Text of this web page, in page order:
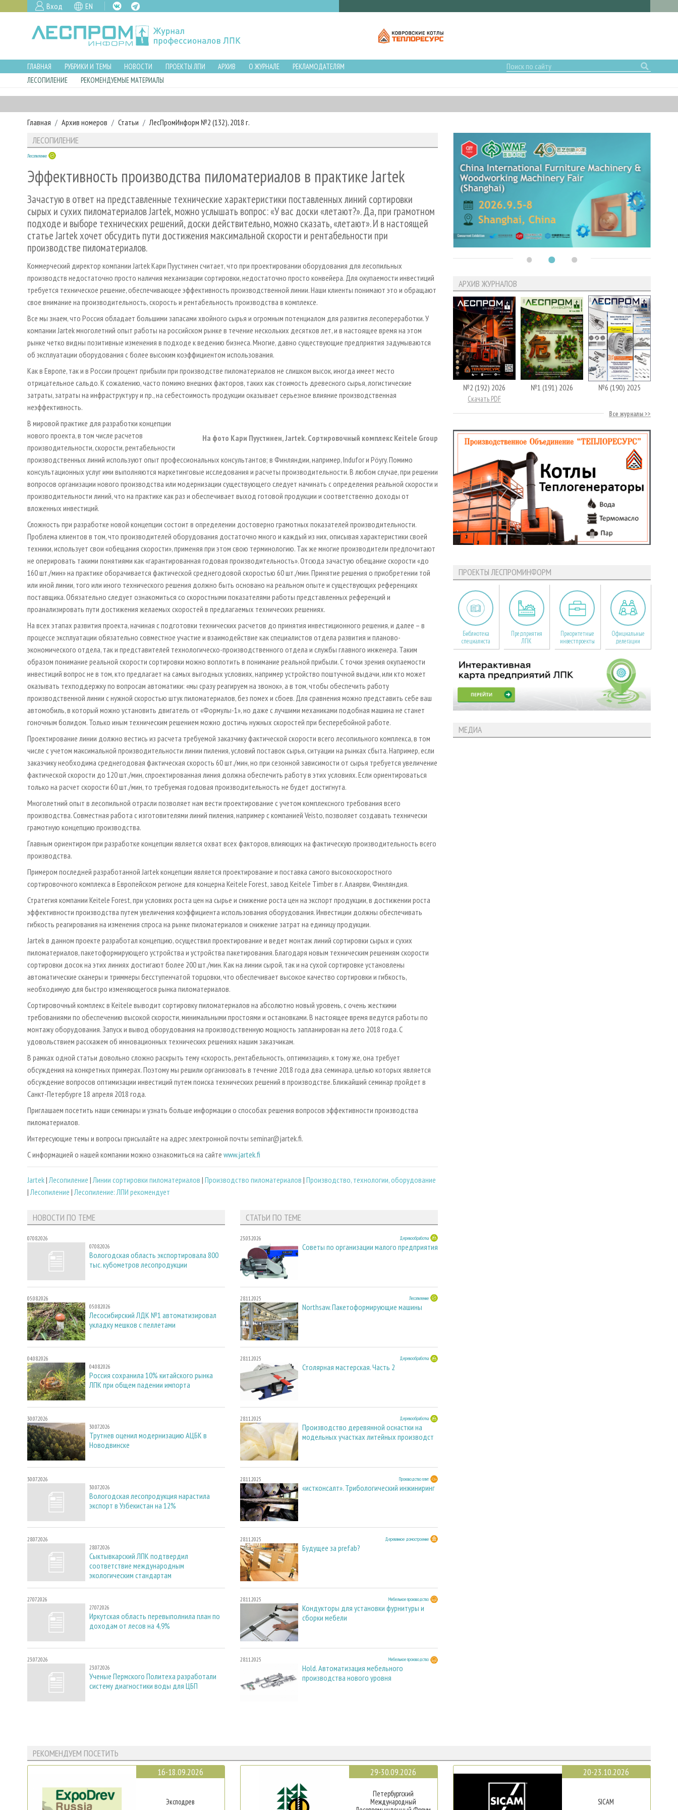
Вход EN
ГЛАВНАЯ РУБРИКИ И ТЕМЫ НОВОСТИ ПРОЕКТЫ ЛПИ АРХИВ О ЖУРНАЛЕ
РЕКЛАМОДАТЕЛЯМ
ЛЕСОПИЛЕНИЕ
РЕКОМЕНДУЕМЫЕ МАТЕРИАЛЫ
Главная Архив номеров Статьи ЛесПромИнформ №2 (132), 2018 г.
ЛЕСОПИЛЕНИЕ
Лесопиление
Эффективность производства пиломатериалов в практике Jartek
Зачастую в ответ на представленные технические характеристики поставленных линий сортировки
сырых и сухих пиломатериалов Jartek, можно услышать вопрос: «У вас доски «летают?». Да, при грамотном
подходе и выборе технических решений, доски действительно, можно сказать, «летают». И в настоящей
статье Jartek хочет обсудить пути достижения максимальной скорости и рентабельности при
производстве пиломатериалов.
Коммерческий директор компании Jartek Кари Пуустинен считает, что при проектировании оборудования для лесопильных
производств недостаточно просто наличия механизации сортировки, недостаточно просто конвейера. Для окупаемости инвестиций
требуется техническое решение, обеспечивающее эффективность производственной линии. Наши клиенты понимают это и обращают
свое внимание на производительность, скорость и рентабельность производства в комплексе.
Все мы знаем, что Россия обладает большими запасами хвойного сырья и огромным потенциалом для развития лесопереработки. У
компании Jartek многолетний опыт работы на российском рынке в течение нескольких десятков лет, и в настоящее время на этом
рынке четко видны позитивные изменения в подходе к ведению бизнеса. Многие, давно существующие предприятия задумываются
об эксплуатации оборудования с более высоким коэффициентом использования.
Как в Европе, так и в России процент прибыли при производстве пиломатериалов не слишком высок, иногда имеет место
отрицательное сальдо. К сожалению, часто помимо внешних факторов, таких как стоимость древесного сырья, логистические
затраты, затраты на инфраструктуру и пр., на себестоимость продукции оказывает серьезное влияние производственная
неэффективность.
На фото Кари Пуустинен, Jartek. Сортировочный комплекс Keitele Group
В мировой практике для разработки концепции
нового проекта, в том числе расчетов
производительности, скорости, рентабельности
производственных линий используют опыт профессиональных консультантов; в Финляндии, например, Indufor и Pöyry. Помимо
консультационных услуг ими выполняются маркетинговые исследования и расчеты производительности. В любом случае, при решении
вопросов организации нового производства или модернизации существующего следует начинать с определения реальной скорости и
производительности линий, что на практике как раз и обеспечивает выход готовой продукции и соответственно доходы от
вложенных инвестиций.
Сложность при разработке новой концепции состоит в определении достоверно грамотных показателей производительности.
Проблема клиентов в том, что производителей оборудования достаточно много и каждый из них, описывая характеристики своей
техники, использует свои «обещания скорости», применяя при этом свою терминологию. Так же многие производители предпочитают
не оперировать такими понятиями как «гарантированная годовая производительность». Отсюда зачастую обещание скорости «до
160 шт./мин» на практике оборачивается фактической среднегодовой скоростью 60 шт./мин. Принятие решения о приобретении той
или иной линии, того или иного технического решения должно быть основано на реальном опыте и существующих референциях
поставщика. Обязательно следует ознакомиться со скоростными показателями работы представленных референций и
проанализировать пути достижения желаемых скоростей в предлагаемых технических решениях.
На всех этапах развития проекта, начиная с подготовки технических расчетов до принятия инвестиционного решения, и далее – в
процессе эксплуатации обязательно совместное участие и взаимодействие как специалистов отдела развития и планово-
экономического отдела, так и представителей технологическо-производственного отдела и службы главного инженера. Таким
образом понимание реальной скорости сортировки можно воплотить в понимание реальной прибыли. С точки зрения окупаемости
инвестиций вопрос не в том, кто предлагает на самых выгодных условиях, например устройство поштучной выдачи, или кто может
оказывать техподдержку по вопросам автоматики: «мы сразу реагируем на звонок», а в том, чтобы обеспечить работу
производственной линии с нужной скоростью штук пиломатериалов, без помех и сбоев. Для сравнения можно представить себе ваш
автомобиль, в который можно установить двигатель от «Формулы-1», но даже с лучшими механиками подобная машина не станет
гоночным болидом. Только иным техническим решением можно достичь нужных скоростей при бесперебойной работе.
Проектирование линии должно вестись из расчета требуемой заказчику фактической скорости всего лесопильного комплекса, в том
числе с учетом максимальной производительности линии пиления, условий поставок сырья, ситуации на рынках сбыта. Например, если
заказчику необходима среднегодовая фактическая скорость 60 шт./мин, но при сезонной зависимости от сырья требуется увеличение
фактической скорости до 120 шт./мин, спроектированная линия должна обеспечить работу в этих условиях. Если ориентироваться
только на расчет скорости 60 шт./мин, то требуемая годовая производительность не будет достигнута.
Многолетний опыт в лесопильной отрасли позволяет нам вести проектирование с учетом комплексного требования всего
производства. Совместная работа с изготовителями линий пиления, например с компанией Veisto, позволяет создавать технически
грамотную концепцию производства.
Главным ориентиром при разработке концепции является охват всех факторов, влияющих на фактическую производительность всего
производства.
Примером последней разработанной Jartek концепции является проектирование и поставка самого высокоскоростного
сортировочного комплекса в Европейском регионе для концерна Keitele Forest, завод Keitele Timber в г. Алаярви, Финляндия.
Стратегия компании Keitele Forest, при условиях роста цен на сырье и снижение роста цен на экспорт продукции, в достижении роста
эффективности производства путем увеличения коэффициента использования оборудования. Инвестиции должны обеспечивать
гибкость реагирования на изменения спроса на рынке пиломатериалов и снижение затрат на единицу продукции.
Jartek в данном проекте разработал концепцию, осуществил проектирование и ведет монтаж линий сортировки сырых и сухих
пиломатериалов, пакетоформирующего устройства и устройства пакетирования. Благодаря новым техническим решениям скорости
сортировки досок на этих линиях достигают более 200 шт./мин. Как на линии сырой, так и на сухой сортировке установлены
автоматические сканеры и триммеры бесступенчатой торцовки, что обеспечивает высокое качество сортировки и гибкость,
необходимую для быстро изменяющегося рынка пиломатериалов.
Сортировочный комплекс в Keitele выводит сортировку пиломатериалов на абсолютно новый уровень, с очень жесткими
требованиями по обеспечению высокой скорости, минимальными простоями и остановками. В настоящее время ведутся работы по
монтажу оборудования. Запуск и вывод оборудования на производственную мощность запланирован на лето 2018 года. С
удовольствием расскажем об инновационных технических решениях нашим заказчикам.
В рамках одной статьи довольно сложно раскрыть тему «скорость, рентабельность, оптимизация», к тому же, она требует
обсуждения на конкретных примерах. Поэтому мы решили организовать в течение 2018 года два семинара, целью которых является
обсуждение вопросов оптимизации инвестиций путем поиска технических решений в производстве. Ближайший семинар пройдет в
Санкт-Петербурге 18 апреля 2018 года.
Приглашаем посетить наши семинары и узнать больше информации о способах решения вопросов эффективности производства
пиломатериалов.
Интересующие темы и вопросы присылайте на адрес электронной почты seminar@jartek.fi.
С информацией о нашей компании можно ознакомиться на сайте www.jartek.fi
Jartek|Лесопиление |Линии сортировки пиломатериалов | Производство пиломатериалов | Производство, технологии, оборудование
|Лесопиление |Лесопиление: ЛПИ рекомендует
НОВОСТИ ПО ТЕМЕ
07.08.2026
07.08.2026
Вологодская область экспортировала 800
тыс. кубометров лесопродукции
05.08.2026
05.08.2026
Лесосибирский ЛДК №1 автоматизировал
укладку мешков с пеллетами
04.08.2026
04.08.2026
Россия сохранила 10% китайского рынка
ЛПК при общем падении импорта
30.07.2026
30.07.2026
Трутнев оценил модернизацию АЦБК в
Новодвинске
30.07.2026
30.07.2026
Вологодская лесопродукция нарастила
экспорт в Узбекистан на 12%
28.07.2026
28.07.2026
Сыктывкарский ЛПК подтвердил
соответствие международным
экологическим стандартам
27.07.2026
27.07.2026
Иркутская область перевыполнила план по
доходам от лесов на 4,9%
23.07.2026
23.07.2026
Ученые Пермского Политеха разработали
систему диагностики воды для ЦБП
СТАТЬИ ПО ТЕМЕ
23.03.2026 Деревообработка
Советы по организации малого предприятия
28.11.2025 Лесопиление
Northsaw. Пакетоформирующие машины
28.11.2025 Деревообработка
Столярная мастерская. Часть 2
28.11.2025 Деревообработка
Производство деревянной оснастки на
модельных участках литейных производст
28.11.2025 Производство плит
«истконсалт». Трибологический инжиниринг
28.11.2025 Деревянное домостроение
Будущее за prefab?
28.11.2025 Мебельное производство
Кондукторы для установки фурнитуры и
сборки мебели
28.11.2025 Мебельное производство
Hold. Автоматизация мебельного
производства нового уровня
АРХИВ ЖУРНАЛОВ
№2 (192) 2026
Скачать PDF
№1 (191) 2026 №6 (190) 2025
Все журналы
ПРОЕКТЫ ЛЕСПРОМИНФОРМ
Библиотека
специалиста
Предприятия
ЛПК
Приоритетные
инвестпроекты
Официальные
делегации
МЕДИА
РЕКОМЕНДУЕМ ПОСЕТИТЬ
16-18.09.2026
Эксподрев
29-30.09.2026
Петербургский
Международный
20-23.10.2026
SICAM